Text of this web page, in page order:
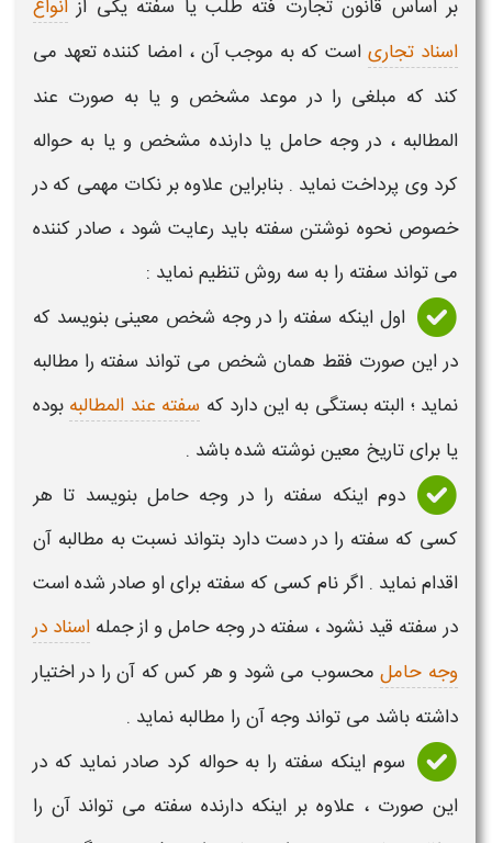
بر اساس قانون تجارت فته طلب یا سفته یکی از انواع
اسناد تجاری است که به موجب آن ، امضا کننده تعهد می
کند که مبلغی را در موعد مشخص و یا به صورت عند
المطالبه ، در وجه حامل یا دارنده مشخص و یا به حواله
کرد وی پرداخت نماید . بنابراین علاوه بر نکات مهمی که در
خصوص نحوه نوشتن سفته باید رعایت شود ، صادر کننده
می تواند سفته را به سه روش تنظیم نماید :
اول اینکه سفته را در وجه شخص معینی بنویسد که
در این صورت فقط همان شخص می تواند سفته را مطالبه
نماید ؛ البته بستگی به این دارد که سفته عند المطالبه بوده
یا برای تاریخ معین نوشته شده باشد .
دوم اینکه سفته را در وجه حامل بنویسد تا هر
کسی که سفته را در دست دارد بتواند نسبت به مطالبه آن
اقدام نماید . اگر نام کسی که سفته برای او صادر شده است
در سفته قید نشود ، سفته در وجه حامل و از جمله اسناد در
وجه حامل محسوب می شود و هر کس که آن را در اختیار
داشته باشد می تواند وجه آن را مطالبه نماید .
سوم اینکه سفته را به حواله کرد صادر نماید که در
این صورت ، علاوه بر اینکه دارنده سفته می تواند آن را